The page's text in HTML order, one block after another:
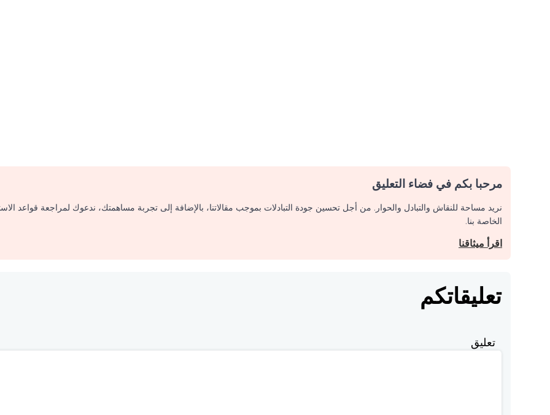
مرحبا بكم في فضاء التعليق
نريد مساحة للنقاش والتبادل والحوار. من أجل تحسين جودة التبادلات بموجب مقالاتنا، بالإضافة إلى تجربة مساهمتك، ندعوك لمراجعة قواعد
الخاصة بنا.
اقرأ ميثاقنا
تعليقاتكم
تعليق